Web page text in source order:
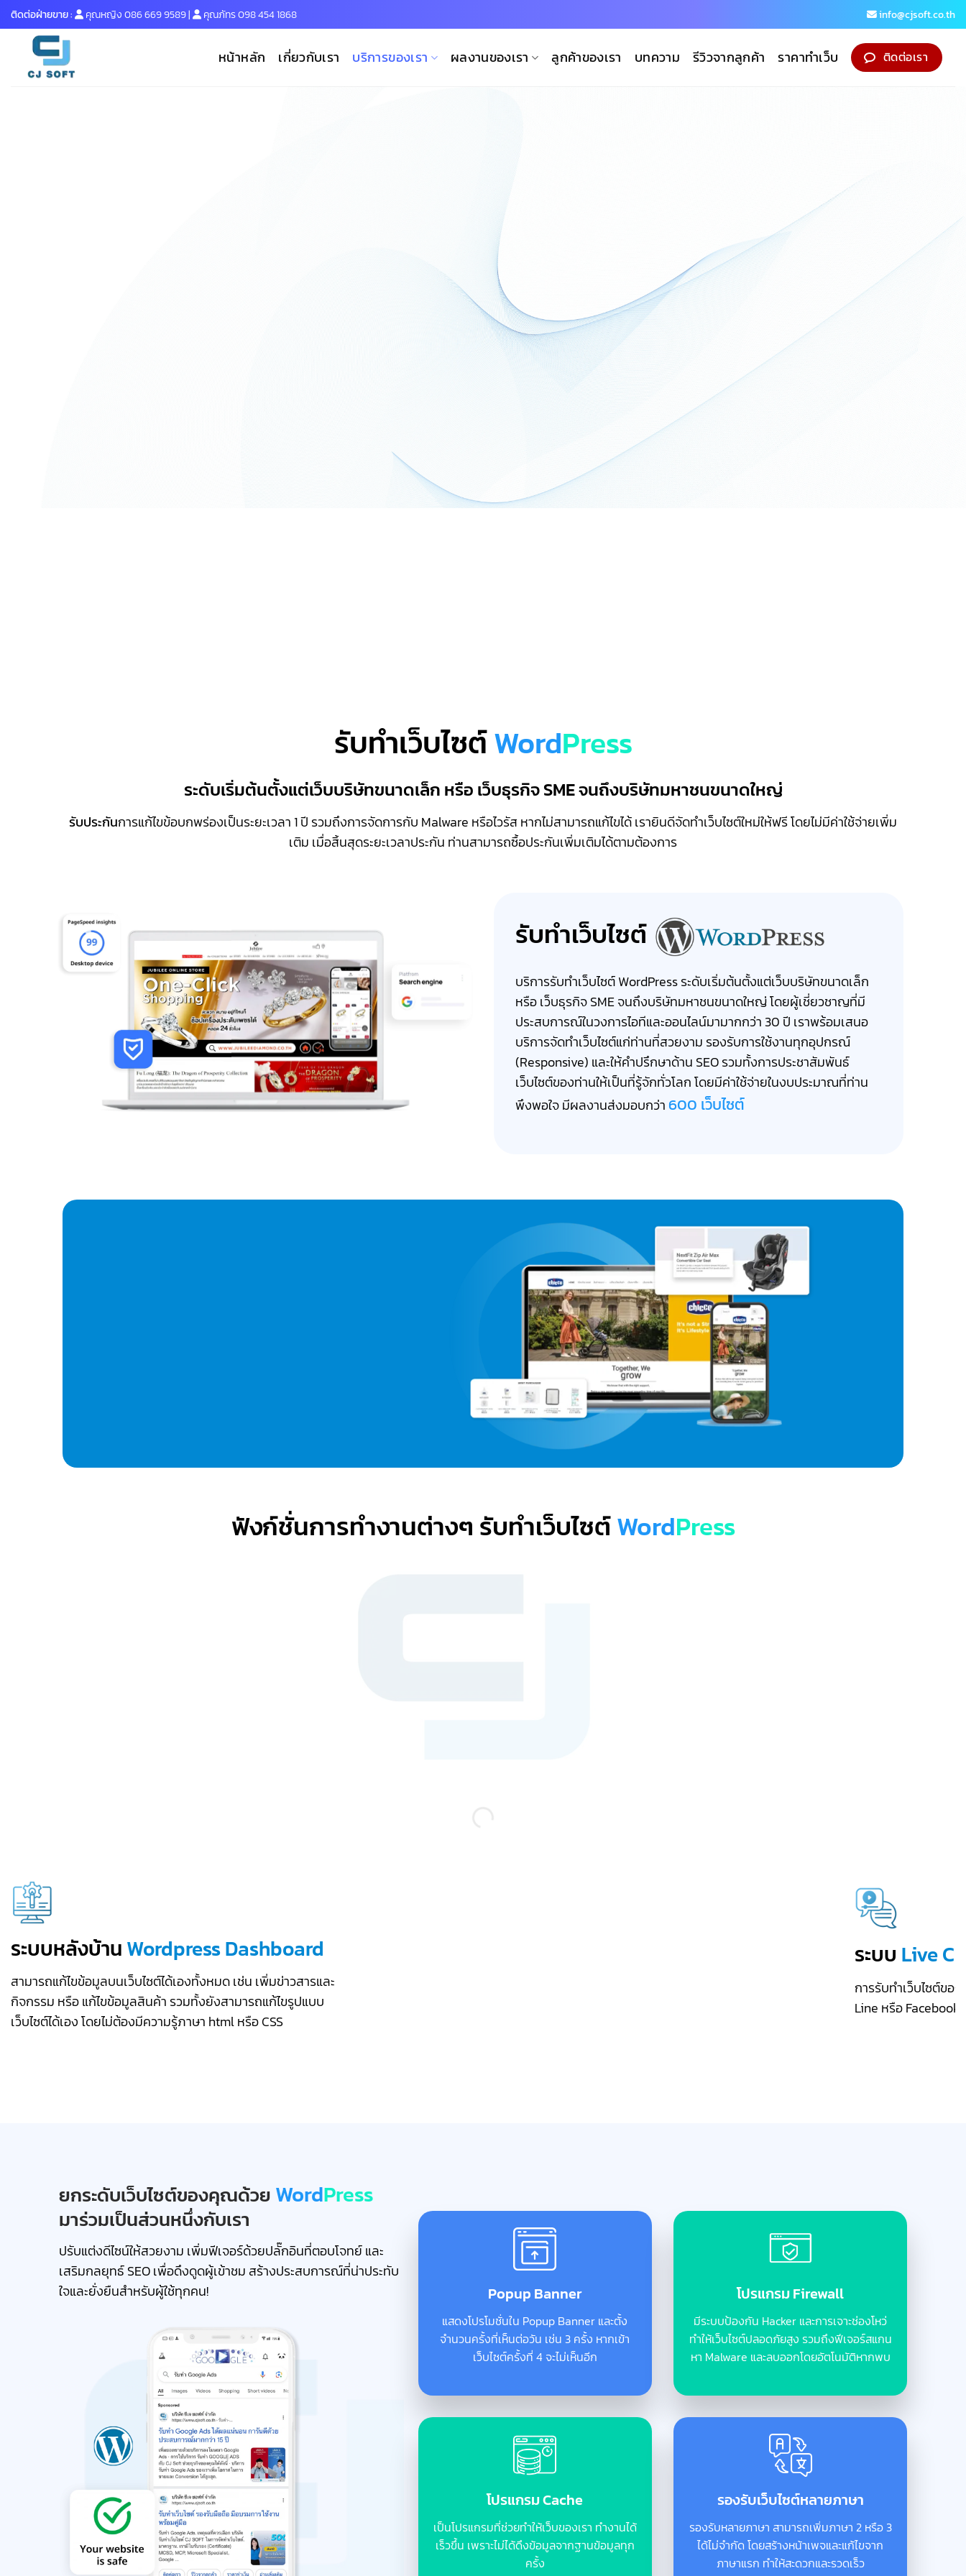
Skip
to
content
ติดต่อฝ่ายขาย : คุณหญิง 086 669 9589| คุณภัทร098 454 1868 info@cjsoft.co.th
หน้าหลัก เกี่ยวกับเรา บริการของเรา ผลงานของเรา ลูกค้าของเรา บทความ รีวิวจากลูกค้า ราคาทำเว็บ ติดต่อเรา
รับทำเว็บไซต์WordPress
ระดับเริ่มต้นตั้งแต่เว็บบริษัทขนาดเล็ก หรือ เว็บธุรกิจ SME จนถึงบริษัทมหาชนขนาดใหญ่
รับประกันการแก้ไขข้อบกพร่องเป็นระยะเวลา 1 ปี รวมถึงการจัดการกับ Malware หรือไวรัส หากไม่สามารถแก้ไขได้ เรายินดีจัดทำเว็บไซต์ใหม่ให้ฟรี โดยไม่มีค่าใช้จ่ายเพิ่ม
เติม เมื่อสิ้นสุดระยะเวลาประกัน ท่านสามารถซื้อประกันเพิ่มเติมได้ตามต้องการ
รับทำเว็บไซต์
บริการรับทำเว็บไซต์ WordPress ระดับเริ่มต้นตั้งแต่เว็บบริษัทขนาดเล็ก
หรือ เว็บธุรกิจ SME จนถึงบริษัทมหาชนขนาดใหญ่ โดยผู้เชี่ยวชาญที่มี
ประสบการณ์ในวงการไอทีและออนไลน์มามากกว่า 30 ปี เราพร้อมเสนอ
บริการจัดทำเว็บไซต์แก่ท่านที่สวยงาม รองรับการใช้งานทุกอุปกรณ์
(Responsive) และให้คำปรึกษาด้าน SEO รวมทั้งการประชาสัมพันธ์
เว็บไซต์ของท่านให้เป็นที่รู้จักทั่วโลก โดยมีค่าใช้จ่ายในงบประมาณที่ท่าน
พึงพอใจ มีผลงานส่งมอบกว่า 600 เว็บไซต์
ฟังก์ชั่นการทำงานต่างๆ รับทำเว็บไซต์WordPress
ระบบหลังบ้านWordpress Dashboard
สามารถแก้ไขข้อมูลบนเว็บไซต์ได้เองทั้งหมด เช่น เพิ่มข่าวสารและ
กิจกรรม หรือ แก้ไขข้อมูลสินค้า รวมทั้งยังสามารถแก้ไขรูปแบบ
เว็บไซต์ได้เอง โดยไม่ต้องมีความรู้ภาษา html หรือ CSS
ระบบ Live
การรับทำเว็บไซต์ขอ
Line หรือ Facebook
ยกระดับเว็บไซต์ของคุณด้วย WordPress
มาร่วมเป็นส่วนหนึ่งกับเรา
ปรับแต่งดีไซน์ให้สวยงาม เพิ่มฟีเจอร์ด้วยปลั๊กอินที่ตอบโจทย์ และ
เสริมกลยุทธ์ SEO เพื่อดึงดูดผู้เข้าชม สร้างประสบการณ์ที่น่าประทับ
ใจและยั่งยืนสำหรับผู้ใช้ทุกคน!
Popup Banner
แสดงโปรโมชั่นใน Popup Banner และตั้ง
จำนวนครั้งที่เห็นต่อวัน เช่น 3 ครั้ง หากเข้า
เว็บไซต์ครั้งที่ 4 จะไม่เห็นอีก
โปรแกรม Firewall
มีระบบป้องกัน Hacker และการเจาะช่องโหว่
ทำให้เว็บไซต์ปลอดภัยสูง รวมถึงฟีเจอร์สแกน
หา Malware และลบออกโดยอัตโนมัติหากพบ
โปรแกรม Cache
เป็นโปรแกรมที่ช่วยทำให้เว็บของเรา ทำงานได้
เร็วขึ้น เพราะไม่ได้ดึงข้อมูลจากฐานข้อมูลทุก
ครั้ง
รองรับเว็บไซต์หลายภาษา
รองรับหลายภาษา สามารถเพิ่มภาษา 2 หรือ 3
ได้ไม่จำกัด โดยสร้างหน้าเพจและแก้ไขจาก
ภาษาแรก ทำให้สะดวกและรวดเร็ว